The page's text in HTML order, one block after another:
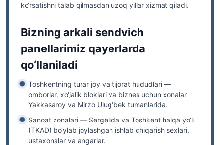
ko‘rsatishni talab qilmasdan uzoq yillar xizmat qiladi.
Bizning arkali sendvich
panellarimiz qayerlarda
qo‘llaniladi
Toshkentning turar joy va tijorat hududlari —
omborlar, xo‘jalik bloklari va biznes uchun xonalar
Yakkasaroy va Mirzo Ulug‘bek tumanlarida.
Sanoat zonalari — Sergelida va Toshkent halqa yo‘li
(TKAD) bo‘ylab joylashgan ishlab chiqarish sexlari,
ustaxonalar va angarlar.